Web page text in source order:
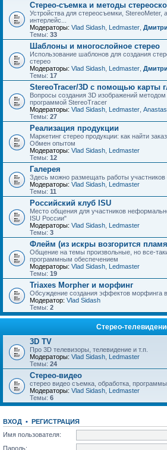
Стерео-съемка и методы
Устройства для стереосъемки, StereoMeter,
интерлейс...
Модераторы: Vlad Sidash Ledmaster
Темы: 33
Шаблоны и многослойное стерео
Использование шаблонов для создания
стерео
Модераторы: Vlad Sidash Ledmaster
Темы: 17
StereoTracer/3D с помощью карты
Вопросы создания 3D изображений
программой StereoTracer
Модераторы: Vlad Sidash Ledmaster
Темы: 27
Реализация продукции
Маркетинг стерео продукции: как найти
Обмен опытом
Модераторы: Vlad Sidash Ledmaster
Темы: 12
Галерея
Здесь можно размещать работы
Модераторы: Vlad Sidash Ledmaster
Темы: 11
Российский клуб ISU
Место общения для участников
ISU России"
Модераторы: Vlad Sidash Ledmaster
Темы: 3
Флейм (из искры возгорится
Общение на темы произвольные, но все-
программным обеспечением
Модераторы: Vlad Sidash Ledmaster
Темы: 19
Triaxes Morpher и морфинг
Обсуждение создания эффектов морфинга
Модератор: Vlad Sidash
Темы: 2
Стерео-
3D TV
Про 3D телевизоры, телевидение и т.п.
Модераторы: Vlad Sidash Ledmaster
Темы: 24
Стерео-видео
стерео видео съемка, обработка,
Модераторы: Vlad Sidash Ledmaster
Темы: 6
ВХОД • РЕГИСТРАЦИЯ
Имя пользователя:
Пароль: